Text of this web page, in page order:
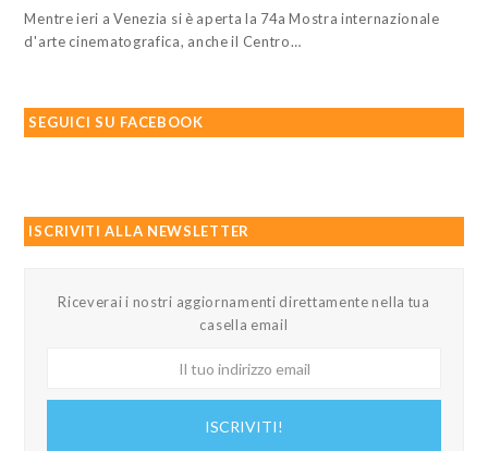
Mentre ieri a Venezia si è aperta la 74a Mostra internazionale
d'arte cinematografica, anche il Centro…
SEGUICI SU FACEBOOK
ISCRIVITI ALLA NEWSLETTER
Riceverai i nostri aggiornamenti direttamente nella tua
casella email
ISCRIVITI!